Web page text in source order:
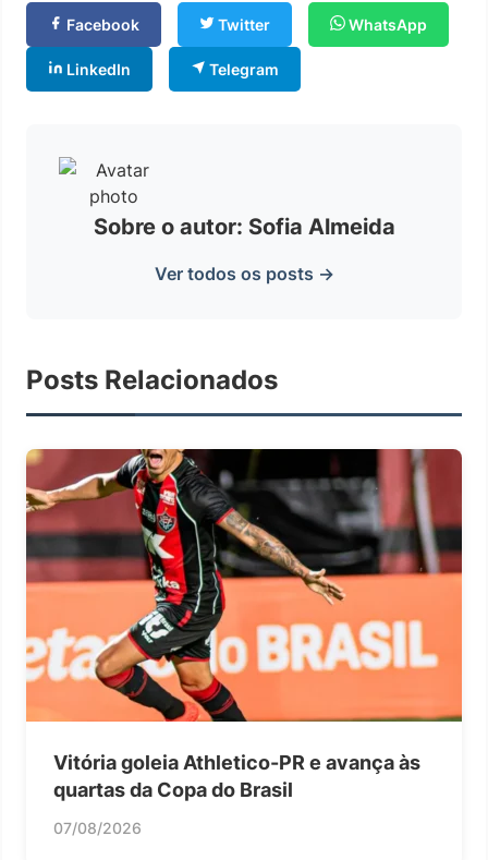
Facebook Twitter WhatsApp
LinkedIn Telegram
Sobre o autor: Sofia Almeida
Ver todos os posts →
Posts Relacionados
Vitória goleia Athletico-PR e avança às
quartas da Copa do Brasil
07/08/2026